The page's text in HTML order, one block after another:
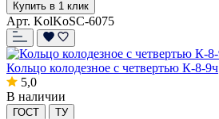
Купить в 1 клик
Арт. KolKoSC-6075
Кольцо колодезное с четвертью К-8-9ч
5,0
В наличии
ГОСТ ТУ